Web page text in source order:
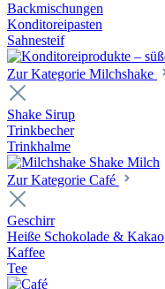
Backmischungen
Konditoreipasten
Sahnesteif
Zur Kategorie Milchshake
Shake Sirup
Trinkbecher
Trinkhalme
Zur Kategorie Café
Geschirr
Heiße Schokolade & Kakao
Kaffee
Tee